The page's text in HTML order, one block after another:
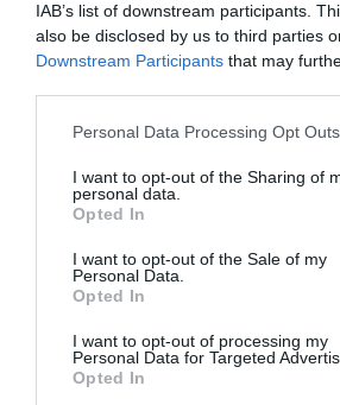
IAB’s list of downstream participants.
also be disclosed by us to third parties
Downstream Participants that may
Please note that this website/app uses
not limited to your visit or usage
grant or deny consent to Google and its
use your data for below specified
consent section.
Personal Data Processing Opt Outs
I want to opt-out of the Sharing of
personal data.
Opted In
I want to opt-out of the Sale of my
Personal Data.
Opted In
I want to opt-out of processing my
Personal Data for Targeted
Opted In
A legkihasználtabb járat a
fekvőhelyes szolgáltatást vették
követte a sorban a 2022
meghosszabbított
Kálmán
utassal.
Ezek mellett népszerűnek
Budapestet és Berlint összekötő
EuroNight is: a december óta új
útvonalon, Drezda érintésével
tavaly csaknem 50 ezren jutottak